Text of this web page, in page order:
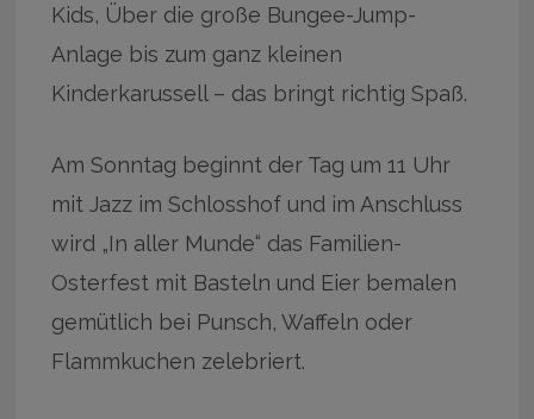
Kids, Über die große Bungee-Jump-
Anlage bis zum ganz kleinen
Kinderkarussell – das bringt richtig Spaß.
Am Sonntag beginnt der Tag um 11 Uhr
mit Jazz im Schlosshof und im Anschluss
wird „In aller Munde“ das Familien-
Osterfest mit Basteln und Eier bemalen
gemütlich bei Punsch, Waffeln oder
Flammkuchen zelebriert.